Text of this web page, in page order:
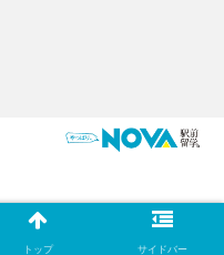
トップ サイドバー